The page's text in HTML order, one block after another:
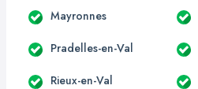
Mayronnes
Pradelles-en-Val
Rieux-en-Val